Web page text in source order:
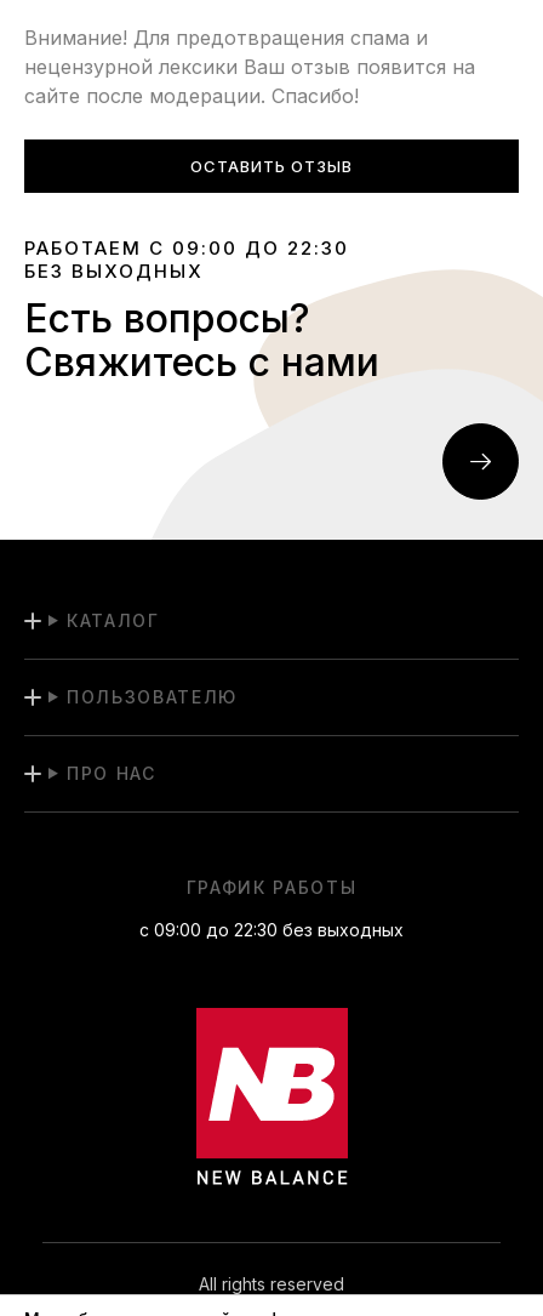
Внимание! Для предотвращения спама и
нецензурной лексики Ваш отзыв появится на
сайте после модерации. Спасибо!
ОСТАВИТЬ ОТЗЫВ
РАБОТАЕМ С 09:00 ДО 22:30
БЕЗ ВЫХОДНЫХ
Есть вопросы?
Свяжитесь с нами
КАТАЛОГ
ПОЛЬЗОВАТЕЛЮ
ПРО НАС
ГРАФИК РАБОТЫ
с 09:00 до 22:30 без выходных
All rights reserved